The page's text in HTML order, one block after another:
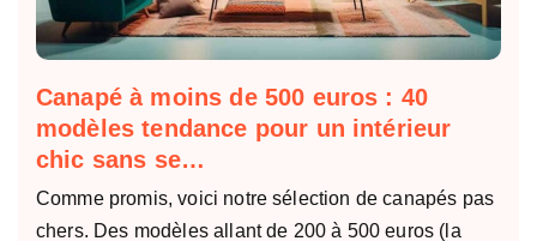
Canapé à moins de 500 euros : 40
modèles tendance pour un intérieur
chic sans se…
Comme promis, voici notre sélection de canapés pas
chers. Des modèles allant de 200 à 500 euros (la